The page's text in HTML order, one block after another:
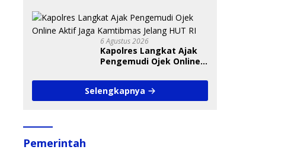
Menunggu Bantuan
6 Agustus 2026
Kapolres Langkat Ajak
Pengemudi Ojek Online
Jelang HUT RI
Selengkapnya
Pemerintah